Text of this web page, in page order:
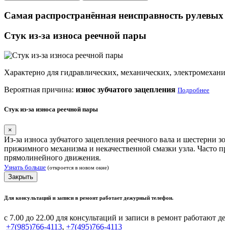
Самая распространённая неисправность
Стук из-за износа реечной пары
Характерно для гидравлических, механических,
Вероятная причина: износ зубчатого зацепления Подробнее
Стук из-за износа реечной пары
×
Из-за износа зубчатого зацепления реечного вала и
прижимного механизма и некачественной смазки узла. Часто
прямолинейного движения.
Узнать больше (откроется в новом окне)
Закрыть
Для консультаций и записи в ремонт работает дежурный телефон.
с 7.00 до 22.00 для консультаций и записи в ремонт работают
+7(985)766-4113, +7(495)766-4113